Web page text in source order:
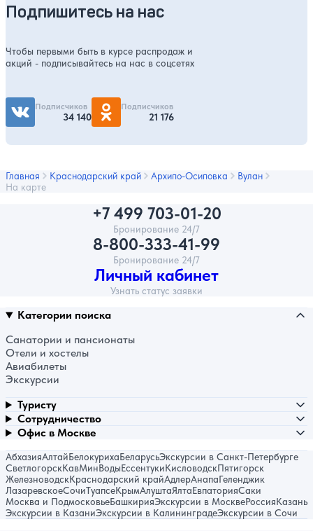
Подпишитесь на нас
Чтобы первыми быть в курсе распродаж и
акций - подписывайтесь на нас в соцсетях
Подписчиков
34 140
Подписчиков
21 176
Главная Краснодарский край Архипо-Осиповка
Вулан
На карте
+7 499 703-01-20
Бронирование 24/7
8-800-333-41-99
Бронирование 24/7
Личный кабинет
Узнать статус заявки
Категории поиска
Санатории и пансионаты
Отели и хостелы
Авиабилеты
Экскурсии
Туристу
Сотрудничество
Офис в Москве
АбхазияАлтайБелокурихаБеларусьЭкскурсии в Санкт-Петербурге
СветлогорскКавМинВодыЕссентукиКисловодскПятигорск
ЖелезноводскКраснодарский крайАдлерАнапаГеленджик
ЛазаревскоеСочиТуапсеКрымАлуштаЯлтаЕвпаторияСаки
Москва и ПодмосковьеБашкирияЭкскурсии в МосквеРоссияКазань
Экскурсии в КазаниЭкскурсии в КалининградеЭкскурсии в Сочи